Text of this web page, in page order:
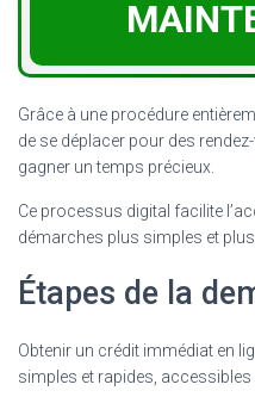
Grâce à une procédure
de se déplacer pour des
gagner un temps précieux.
Ce processus digital facilite
démarches plus simples et
Étapes de la
Obtenir un crédit immédiat en
simples et rapides, accessibles